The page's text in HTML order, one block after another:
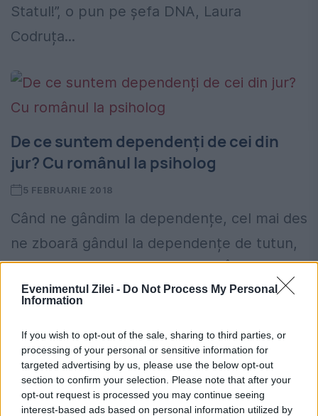
Evenimentul Zilei - Do Not Process My Personal
Information
If you wish to opt-out of the sale, sharing to third parties, or
processing of your personal or sensitive information for
targeted advertising by us, please use the below opt-out
section to confirm your selection. Please note that after your
opt-out request is processed you may continue seeing
interest-based ads based on personal information utilized by
Statul!”, o pun pe șefa DNA, Laura
Codruța...
De ce suntem dependenți de cei din
jur? Cu românul la psiholog
5 FEBRUARIE 2018
Când ne gândim la dependențe, cel mai des
ne zboară gândul la dependențe de tutun,
droguri, alcool, sex sau dulciuri. În realitate,
dependenți putem deveni din orice ne